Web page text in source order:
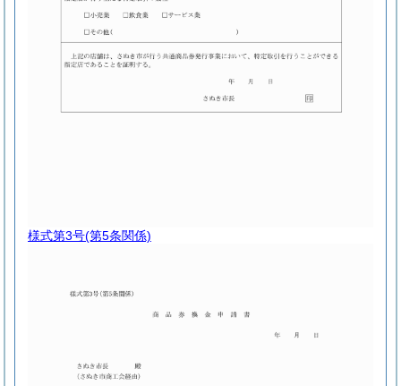
様式第3号(第5条関係)